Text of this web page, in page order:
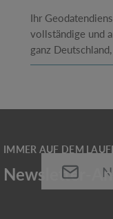
Ihr
vollständige und
ganz